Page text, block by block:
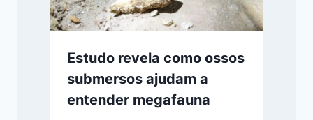
Estudo revela como ossos
submersos ajudam a
entender megafauna